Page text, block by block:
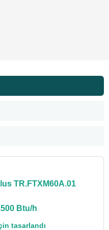
TR.FTXM60A.01
Btu/h
tasarlandı